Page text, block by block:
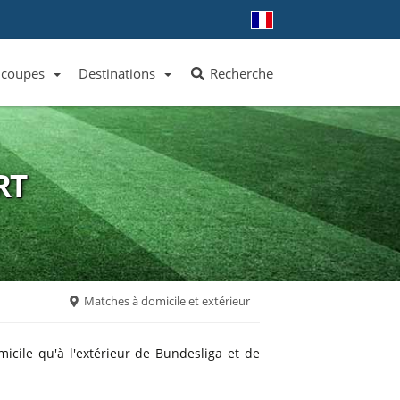
Liste des clubs et équipes
Liste des ligues et coupes
Destinations
Toutes les destinations
Recherche
Matches à domicile et extérieur
qu'à l'extérieur de Bundesliga et de